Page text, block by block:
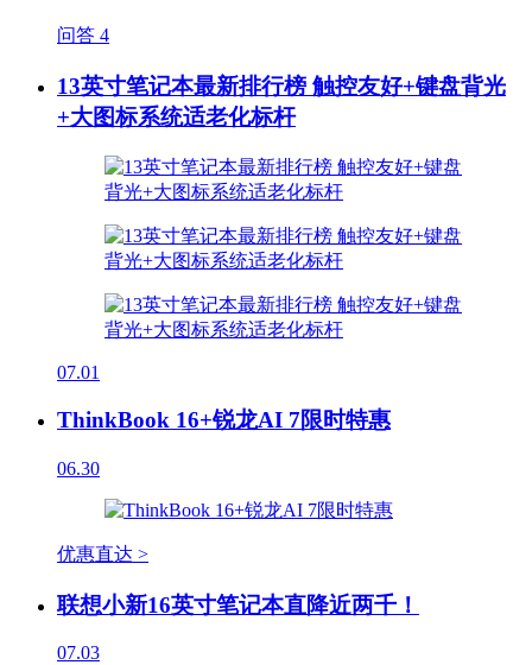
问答 4
13英寸笔记本最新排行榜 触控友好+键盘背光
+大图标系统适老化标杆
07.01
ThinkBook 16+锐龙AI 7限时特惠
06.30
优惠直达 >
联想小新16英寸笔记本直降近两千！
07.03